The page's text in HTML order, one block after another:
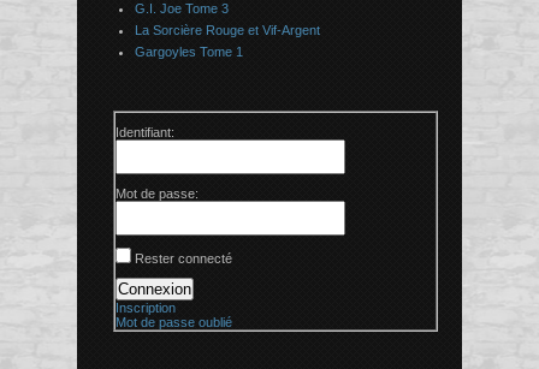
G.I. Joe Tome 3
La Sorcière Rouge et Vif-Argent
Gargoyles Tome 1
Identifiant:
Mot de passe:
Rester connecté
Connexion
Inscription
Mot de passe oublié